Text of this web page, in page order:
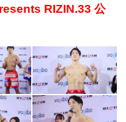
RIZIN.33 公